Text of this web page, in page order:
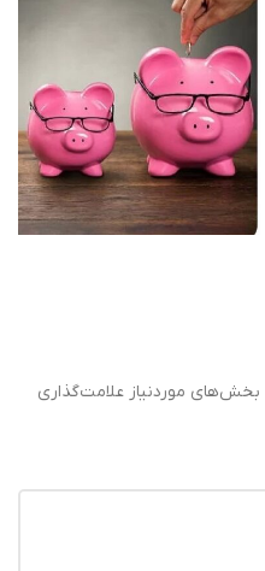
بخش‌های موردنیاز علامت‌گذاری